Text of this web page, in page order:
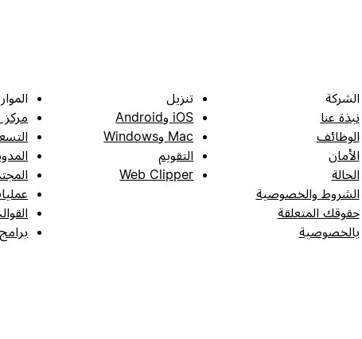
الشركة
نبذة عنا
الوظائف
الأمان
الحالة
الشروط والخصوصية
حقوقك المتعلقة
بالخصوصية
تنزيل
iOS وAndroid
Mac وWindows
التقويم
Web Clipper
مركز